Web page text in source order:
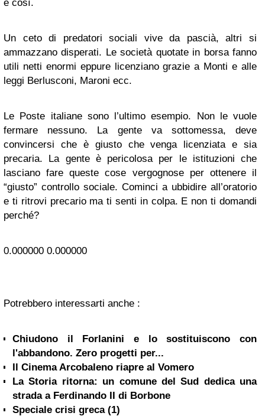
è così.
Un ceto di predatori sociali vive da pascià, altri si
ammazzano disperati. Le società quotate in borsa fanno
utili netti enormi eppure licenziano grazie a Monti e alle
leggi Berlusconi, Maroni ecc.
Le Poste italiane sono l’ultimo esempio. Non le vuole
fermare nessuno. La gente va sottomessa, deve
convincersi che è giusto che venga licenziata e sia
precaria. La gente è pericolosa per le istituzioni che
lasciano fare queste cose vergognose per ottenere il
“giusto” controllo sociale. Cominci a ubbidire all’oratorio
e ti ritrovi precario ma ti senti in colpa. E non ti domandi
perché?
0.000000 0.000000
Potrebbero interessarti anche :
Chiudono il Forlanini e lo sostituiscono con
l'abbandono. Zero progetti per...
Il Cinema Arcobaleno riapre al Vomero
La Storia ritorna: un comune del Sud dedica una
strada a Ferdinando II di Borbone
Speciale crisi greca (1)